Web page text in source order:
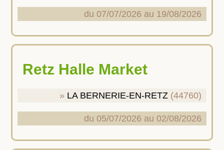
du 07/07/2026 au 19/08/2026
Retz Halle Market
LA BERNERIE-EN-RETZ (44760)
du 05/07/2026 au 02/08/2026